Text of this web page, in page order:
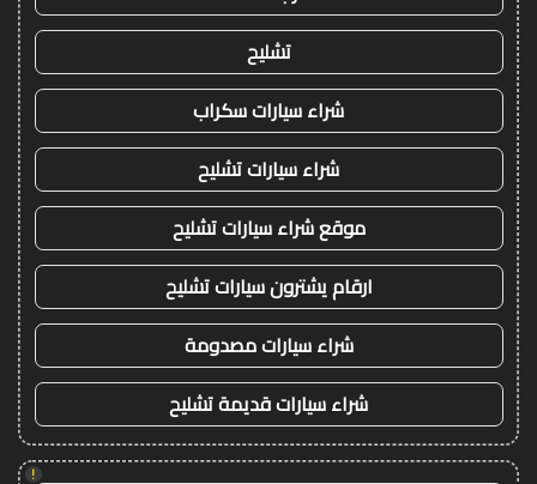
تشليح
شراء سيارات سكراب
شراء سيارات تشليح
موقع شراء سيارات تشليح
ارقام يشترون سيارات تشليح
شراء سيارات مصدومة
شراء سيارات قديمة تشليح
!